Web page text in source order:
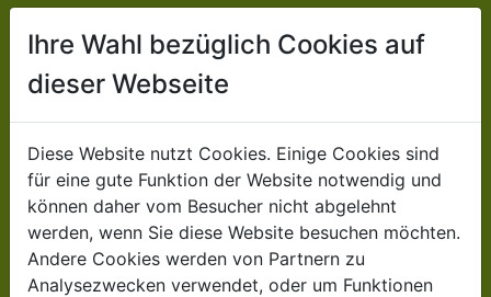
KONTAKT
Partneři ZIPPER dodávají stroje a příslušenství
našim zákazníkům.
ZIPPER MASCHINEN
Gewerbepark 8
Ihre Wahl bezüglich Cookies auf
dieser Webseite
Diese Website nutzt Cookies. Einige Cookies sind
für eine gute Funktion der Website notwendig und
können daher vom Besucher nicht abgelehnt
werden, wenn Sie diese Website besuchen möchten.
Andere Cookies werden von Partnern zu
Analysezwecken verwendet, oder um Funktionen